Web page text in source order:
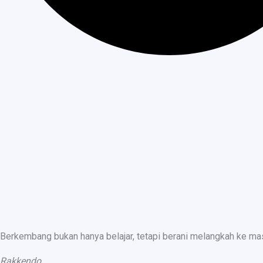
Berkembang bukan hanya belajar, tetapi berani melangkah ke